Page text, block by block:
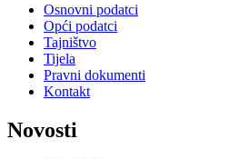
Osnovni podatci
Opći podatci
Tajništvo
Tijela
Pravni dokumenti
Kontakt
Novosti